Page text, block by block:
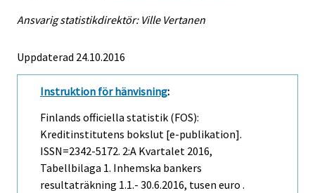
Ansvarig statistikdirektör: Ville Vertanen
Uppdaterad 24.10.2016
Instruktion för hänvisning:
Finlands officiella statistik (FOS):
Kreditinstitutens bokslut [e-publikation].
ISSN=2342-5172. 2:a Kvartalet 2016,
Tabellbilaga 1. Inhemska bankers
resultaträkning 1.1.- 30.6.2016, tusen euro .